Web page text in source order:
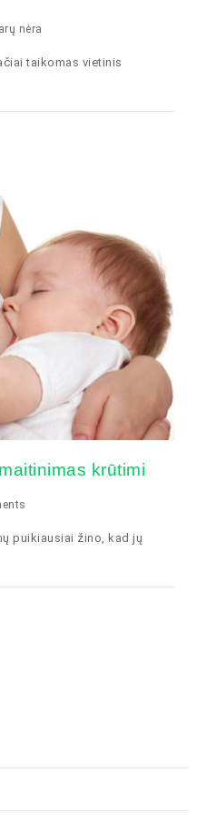
nėra
taikomas vietinis
krūtimi
puikiausiai žino, kad jų